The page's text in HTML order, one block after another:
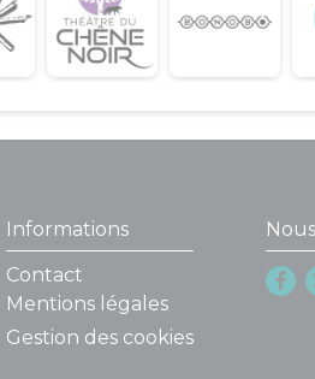
Informations
Contact
Mentions légales
Gestion des cookies